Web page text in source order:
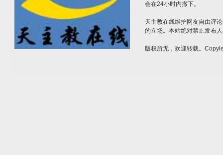
会在24小时内撤下。
天主教在线维护网友自由评
的立场。本站绝对禁止发布
版权所无，欢迎转载。